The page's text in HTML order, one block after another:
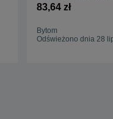
0,50x2,00
83,64 zł
Bytom
Odświeżono dnia 28